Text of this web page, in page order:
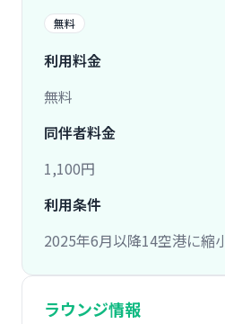
無料
利用料金
無料
同伴者料金
1,100円
利用条件
2025年6月以降14空港に縮
ラウンジ情報